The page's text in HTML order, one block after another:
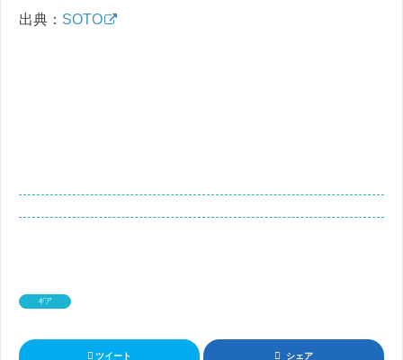
出典： SOTO
ギア
ツイート シェア